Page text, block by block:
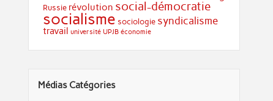
Russie révolution social-démocratie
socialisme sociologie syndicalisme
travail université UPJB économie
Médias Catégories